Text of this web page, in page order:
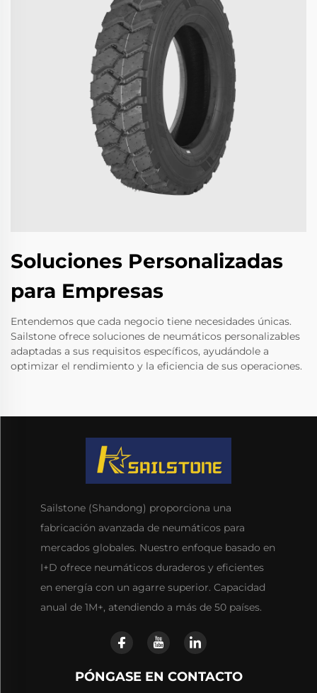
Soluciones Personalizadas
para Empresas
Entendemos que cada negocio tiene necesidades únicas.
Sailstone ofrece soluciones de neumáticos personalizables
adaptadas a sus requisitos específicos, ayudándole a
optimizar el rendimiento y la eficiencia de sus operaciones.
Sailstone (Shandong) proporciona una
fabricación avanzada de neumáticos para
mercados globales. Nuestro enfoque basado en
I+D ofrece neumáticos duraderos y eficientes
en energía con un agarre superior. Capacidad
anual de 1M+, atendiendo a más de 50 países.
PÓNGASE EN CONTACTO